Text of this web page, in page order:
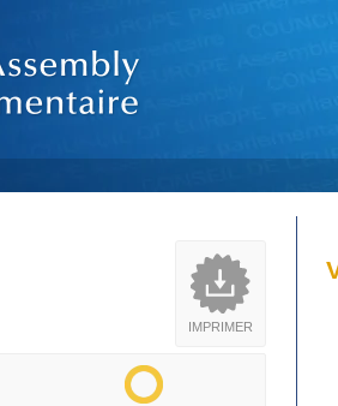
IMPRIMER